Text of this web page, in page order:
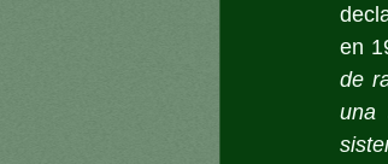
en
de
una